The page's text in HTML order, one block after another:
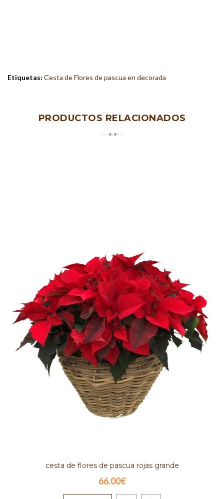
Etiquetas: Cesta de Flores de pascua en decorada
PRODUCTOS RELACIONADOS
cesta de flores de pascua rojas grande
66.00€